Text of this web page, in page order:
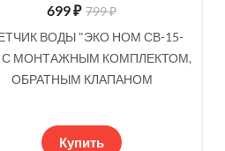
699₽ 799 ₽
ВОДЫ "ЭКО НОМ СВ-15-
С МОНТАЖНЫМ КОМПЛЕКТОМ,
ОБРАТНЫМ КЛАПАНОМ
Купить